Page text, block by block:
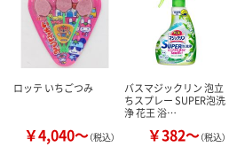
ロッテ いちごつみ
￥4,040～（税込）
バスマジックリン 泡立
ちスプレー SUPER泡洗
浄 花王 浴…
￥382～（税込）